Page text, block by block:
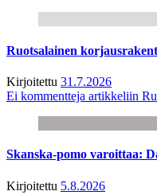
Ruotsalainen
Kirjoitettu 31.7.2026
Ei kommentteja artikkeliin
Skanska-pomo varoittaa:
Kirjoitettu 5.8.2026